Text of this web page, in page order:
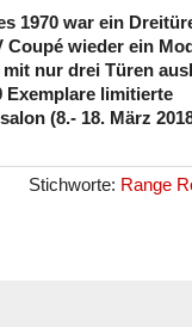
1970 war ein
Coupé wieder ein
nur drei Türen
Exemplare limitierte
(8.- 18. März
Stichworte: Range